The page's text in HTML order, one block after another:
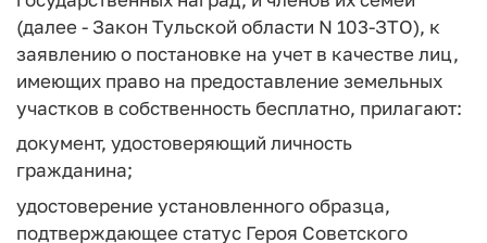
(далее - Закон Тульской области N 103-ЗТО), к
заявлению о постановке на учет в качестве лиц,
имеющих право на предоставление земельных
участков в собственность бесплатно, прилагают:
документ, удостоверяющий личность
гражданина;
удостоверение установленного образца,
подтверждающее статус Героя Советского